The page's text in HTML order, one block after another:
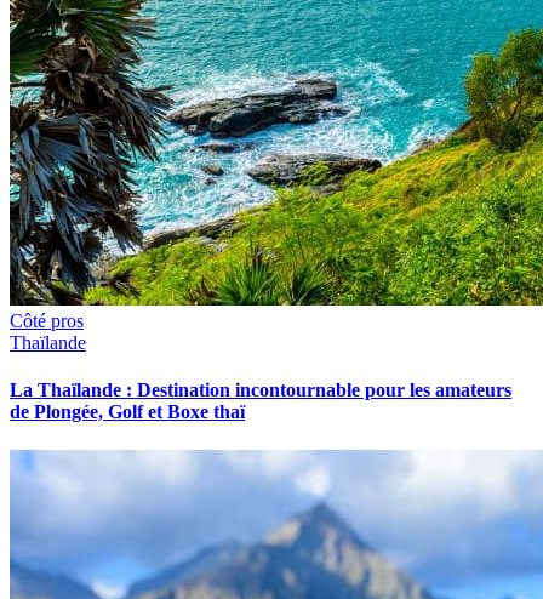
Côté pros
Thaïlande
La Thaïlande : Destination incontournable pour les amateurs
de Plongée, Golf et Boxe thaï